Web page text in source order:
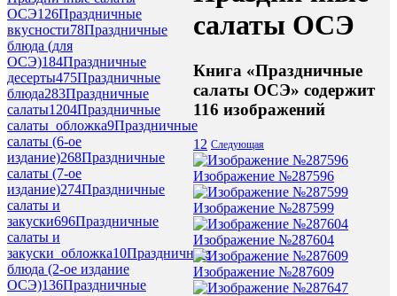
ОСЭ126Праздничные
вкусности78Праздничные
блюда (для
ОСЭ)184Праздничные
десерты475Праздничные
блюда283Праздничные
салаты1204Праздничные
салаты_обложка9Праздничные
салаты (6-ое
издание)268Праздничные
салаты (7-ое
издание)274Праздничные
салаты и
закуски696Праздничные
салаты и
закуски_обложка10Праздничные
блюда (2-ое издание
ОСЭ)136Праздничные
салаты ОСЭ
Книга «Праздничные
салаты ОСЭ» содержит
116 изображений
1 2 Следующая
Изображение №287596
Изображение №287599
Изображение №287604
Изображение №287609